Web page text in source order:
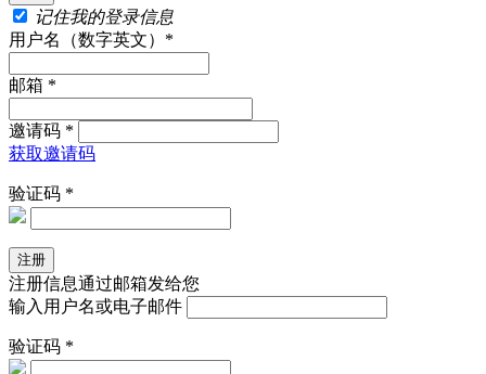
记住我的登录信息
用户名（数字英文）*
邮箱 *
邀请码 *
获取邀请码
验证码 *
注册信息通过邮箱发给您
输入用户名或电子邮件
验证码 *